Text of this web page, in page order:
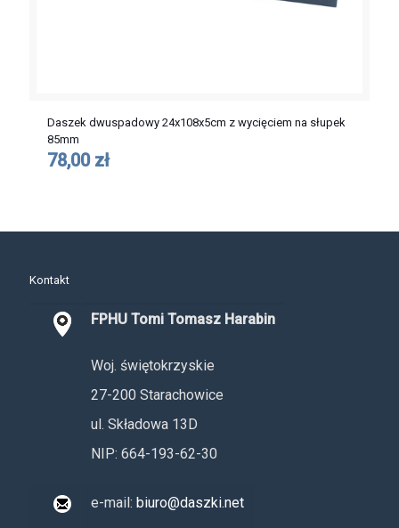
Daszek dwuspadowy 24x108x5cm z wycięciem na słupek
85mm
78,00 zł
Kontakt
FPHU Tomi Tomasz Harabin
Woj. świętokrzyskie
27-200 Starachowice
ul. Składowa 13D
NIP: 664-193-62-30
e-mail: biuro@daszki.net